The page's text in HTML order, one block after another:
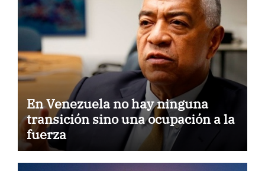
En Venezuela no hay ninguna
transición sino una ocupación a la
fuerza